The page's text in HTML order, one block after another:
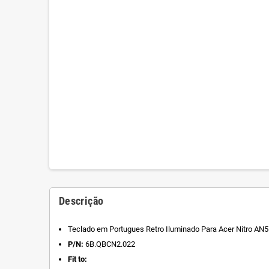
Descrição
Teclado em Portugues Retro Iluminado Para Acer Nitro
P/N: 6B.QBCN2.022
Fit to: